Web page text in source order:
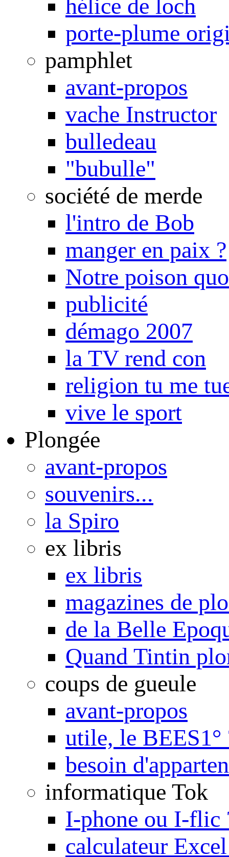
hélice de loch
porte-plume
pamphlet
avant-propos
vache Instructor
bulledeau
"bubulle"
société de merde
l'intro de Bob
manger en paix ?
Notre poison
publicité
démago 2007
la TV rend con
religion tu me
vive le sport
Plongée
avant-propos
souvenirs...
la Spiro
ex libris
ex libris
magazines de
de la Belle
Quand Tintin
coups de gueule
avant-propos
utile, le BEES1°
besoin
informatique Tok
I-phone ou I-flic
calculateur